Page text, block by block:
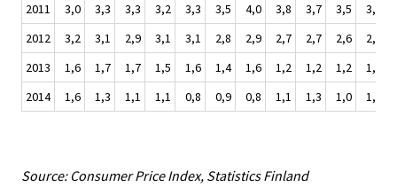
2011
3,0 3,3 3,3 3,2 3,3 3,5 4,0 3,8 3,7 3,5 3,4
2012
3,2 3,1 2,9 3,1 3,1 2,8 2,9 2,7 2,7 2,6 2,2
2013
1,6 1,7 1,7 1,5 1,6 1,4 1,6 1,2 1,2 1,2 1,4
2014
1,6 1,3 1,1 1,1 0,8 0,9 0,8 1,1 1,3 1,0 1,0
Source: Consumer Price Index, Statistics Finland